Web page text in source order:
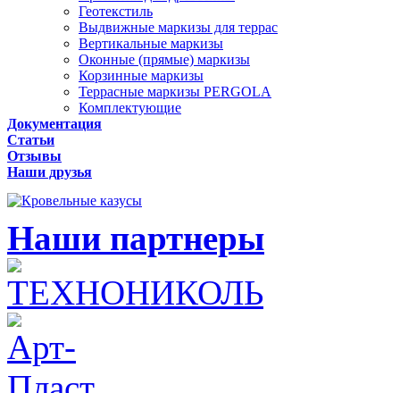
Геотекстиль
Выдвижные маркизы для террас
Вертикальные маркизы
Оконные (прямые) маркизы
Корзинные маркизы
Террасные маркизы PERGOLA
Комплектующие
Документация
Статьи
Отзывы
Наши друзья
Наши партнеры